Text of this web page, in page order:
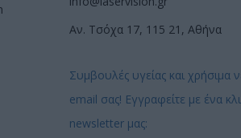
Αν. Τσόχα 17, 115 21, Αθήνα
Συμβουλές υγείας και χρήσιμα
email σας! Εγγραφείτε με ένα
newsletter μας: